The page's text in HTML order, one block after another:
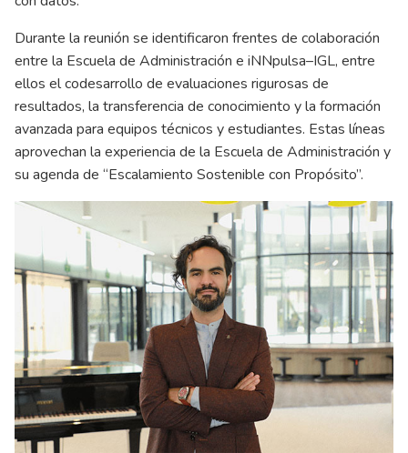
Durante la reunión se identificaron frentes de colaboración
entre la Escuela de Administración e iNNpulsa–IGL, entre
ellos el codesarrollo de evaluaciones rigurosas de
resultados, la transferencia de conocimiento y la formación
avanzada para equipos técnicos y estudiantes. Estas líneas
aprovechan la experiencia de la Escuela de Administración y
su agenda de “Escalamiento Sostenible con Propósito”.